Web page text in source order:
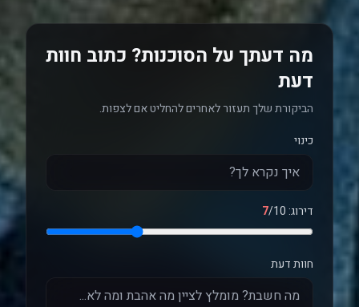
מה דעתך על הסוכנות? כתוב חוות
דעת
הביקורת שלך תעזור לאחרים להחליט אם לצפות.
כינוי
דירוג: 7/10
חוות דעת